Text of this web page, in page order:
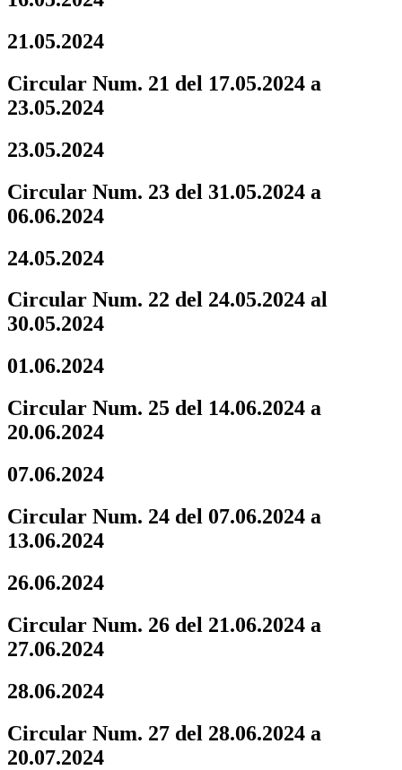
21.05.2024
Circular Num. 21 del 17.05.2024 a
23.05.2024
23.05.2024
Circular Num. 23 del 31.05.2024 a
06.06.2024
24.05.2024
Circular Num. 22 del 24.05.2024 al
30.05.2024
01.06.2024
Circular Num. 25 del 14.06.2024 a
20.06.2024
07.06.2024
Circular Num. 24 del 07.06.2024 a
13.06.2024
26.06.2024
Circular Num. 26 del 21.06.2024 a
27.06.2024
28.06.2024
Circular Num. 27 del 28.06.2024 a
20.07.2024